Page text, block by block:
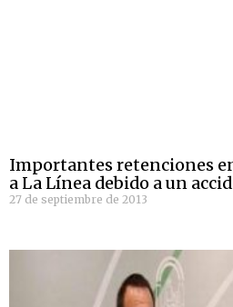
Importantes retenciones
a La Línea debido a un
27 de septiembre de 2013